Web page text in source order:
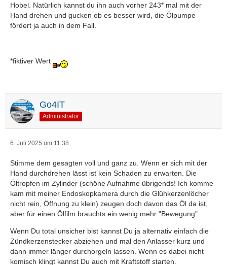
Hobel. Natürlich kannst du ihn auch vorher 243* mal mit der
Hand drehen und gucken ob es besser wird, die Ölpumpe
fördert ja auch in dem Fall.
*fiktiver Wert
Go4IT
Administrator
6. Juli 2025 um 11:38
Stimme dem gesagten voll und ganz zu. Wenn er sich mit der
Hand durchdrehen lässt ist kein Schaden zu erwarten. Die
Öltropfen im Zylinder (schöne Aufnahme übrigends! Ich komme
kam mit meiner Endoskopkamera durch die Glühkerzenlöcher
nicht rein, Öffnung zu klein) zeugen doch davon das Öl da ist,
aber für einen Ölfilm brauchts ein wenig mehr "Bewegung".
Wenn Du total unsicher bist kannst Du ja alternativ einfach die
Zündkerzenstecker abziehen und mal den Anlasser kurz und
dann immer länger durchorgeln lassen. Wenn es dabei nicht
komisch klingt kannst Du auch mit Kraftstoff starten.